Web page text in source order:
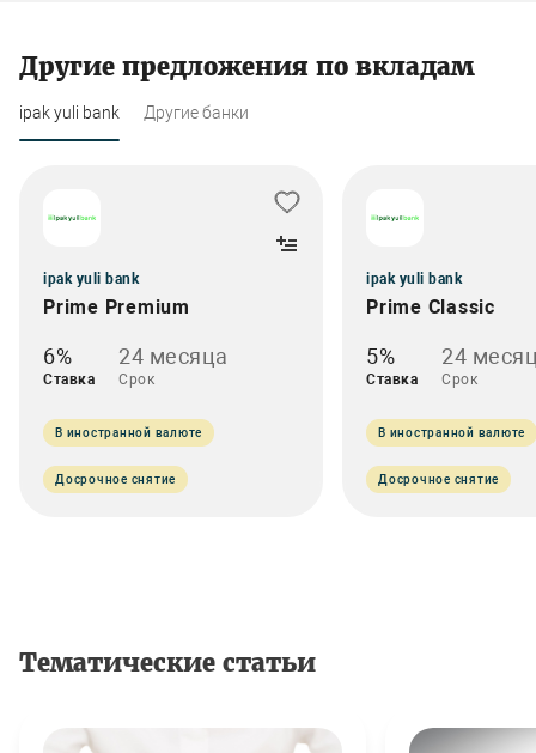
Другие предложения по вкладам
ipak yuli bank Другие банки
ipak yuli bank
Prime Premium
6%
Ставка
24 месяца
Срок
В иностранной валюте
Досрочное снятие
ipak yuli bank
Prime Classic
5%
Ставка
24
Срок
В иностранной валюте
Досрочное снятие
Тематические статьи